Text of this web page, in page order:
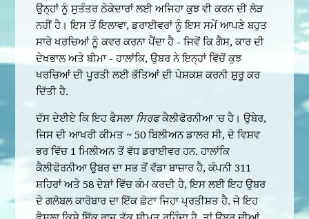
ਉਨ੍ਹਾਂ ਨੂੰ ਸੁਤੰਤਰ ਠੇਕੇਦਾਰਾਂ ਲਈ ਅਜਿਹਾ ਕੁਝ ਵੀ ਕਰਨ ਦੀ ਲੋੜ
ਨਹੀਂ ਹੈ। ਇਸ ਤੋਂ ਇਲਾਵਾ, ਡਰਾਈਵਰਾਂ ਨੂੰ ਇਸ ਸਮੇਂ ਆਪਣੇ ਬਹੁਤ
ਸਾਰੇ ਖਰਚਿਆਂ ਨੂੰ ਕਵਰ ਕਰਨਾ ਪੈਂਦਾ ਹੈ - ਜਿਵੇਂ ਕਿ ਗੈਸ, ਕਾਰ ਦੀ
ਦੇਖਭਾਲ ਅਤੇ ਬੀਮਾ - ਹਾਲਾਂਕਿ, ਉਬਰ ਨੇ ਇਨ੍ਹਾਂ ਵਿੱਚੋਂ ਕੁਝ
ਖਰਚਿਆਂ ਦੀ ਪੂਰਤੀ ਲਈ ਭੱਤਿਆਂ ਦੀ ਪੇਸ਼ਕਸ਼ ਕਰਨੀ ਸ਼ੁਰੂ ਕਰ
ਦਿੱਤੀ ਹੈ.
ਦੱਸ ਦੇਈਏ ਕਿ ਇਹ ਫੈਸਲਾ ਸਿਰਫਕੈਲੀਫੋਰਨੀਆ 'ਚ ਹੈ। ਉਬੇਰ,
ਜਿਸ ਦੀ ਆਖਰੀ ਕੀਮਤ ~ 50 ਬਿਲੀਅਨ ਡਾਲਰ ਸੀ, ਦੇ ਵਿਸ਼ਵ
ਭਰ ਵਿੱਚ 1 ਮਿਲੀਅਨ ਤੋਂ ਵੱਧ ਡਰਾਈਵਰ ਹਨ. ਹਾਲਾਂਕਿ
ਕੈਲੀਫੋਰਨੀਆ ਉਬਰ ਦਾ ਸਭ ਤੋਂ ਵੱਡਾ ਬਾਜ਼ਾਰ ਹੈ, ਕੰਪਨੀ 311
ਸ਼ਹਿਰਾਂ ਅਤੇ 58 ਦੇਸ਼ਾਂ ਵਿੱਚ ਕੰਮ ਕਰਦੀ ਹੈ, ਇਸ ਲਈ ਇਹ ਉਬਰ
ਦੇ ਗਲੋਬਲ ਕਾਰੋਬਾਰ ਦਾ ਇੱਕ ਛੋਟਾ ਜਿਹਾ ਪ੍ਰਤੀਸ਼ਤ ਹੈ. ਜੇ ਇਹ